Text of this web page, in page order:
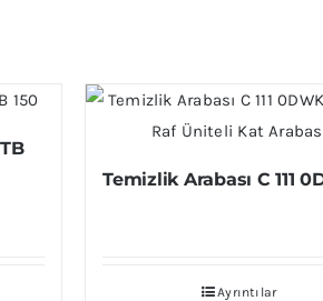
Temizlik Arabası C 111
Ayrıntılar